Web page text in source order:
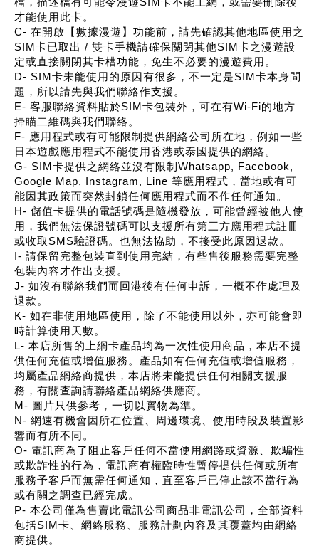
才能使用此卡。
C- 在開啟【數據漫遊】功能前，請先確認其他地區使用之
SIM卡已取出 / 雙卡手機請確保關閉其他SIM卡之漫遊設
定或直接關閉其卡槽功能，免生不必要的漫遊費用。
D- SIM卡未能使用的原因有很多，不一定是SIM卡本身問
題，所以請先與我們聯絡作支援。
E- 客服聯絡資料貼於SIM卡包裝外，可在有Wi-Fi的地方
掃瞄二維碼與我們聯絡。
F- 應用程式或有可能限制提供網絡公司所在地，例如一些
日本遊戲應用程式不能使用香港或泰國提供的網絡。
G- SIM卡提供之網絡並沒有限制Whatsapp, Facebook,
Google Map, Instagram, Line 等應用程式，當地或有可
能因其政策而突然封鎖任何應用程式而不作任何通知。
H- 儲值卡提供的電話號碼是隨機發放，可能曾經被他人使
用，我們無法保證號碼可以支援所有第三方應用程式註冊
或收取SMS驗證碼。也無法協助，不接受此原因退款。
I- 請保留完整包裝直到使用完結，有些售後服務需要完整
包裝內容才作出支援。
J- 如沒有聯絡我們而回港後有任何申訴，一概不作處理及
退款。
K- 如在非使用地區使用，除了不能使用以外，亦可能會即
時計算使用天數。
L- 本店所售的上網卡產品均為一次性使用商品，本店不提
供任何充值或增值服務。產品如有任何充值或增值服務，
均屬產品網絡商提供，本店將未能提供任何相關支援服
務，有關查詢請聯絡產品網絡供應商。
M- 圖片只供參考，一切以實物為準。
N- 網速有機會因所在位置、周邊環境、使用時段及裝置影
響而有所不同。
O- 電訊商為了阻止客戶任何不當使用網路或資源、欺騙性
或欺詐性的行為，電訊商有權臨時性暫停提供任何或所有
服務予客戶而無需任何通知，直至客戶已停止該不當行為
或有關之調查已經完成。
P- 本公司僅為售賣此電訊公司商品非電訊公司，全部資料
包括SIM卡、網絡服務、服務計劃內容及其覆蓋均由網絡
商提供。